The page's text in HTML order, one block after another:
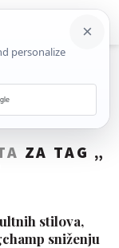
ZA TAG „
stilova,
sniženju